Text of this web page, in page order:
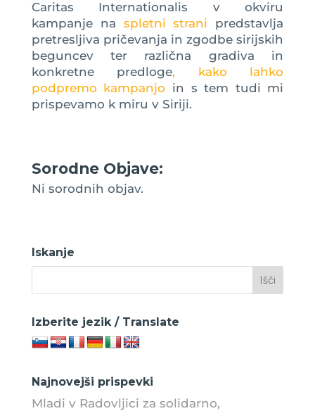
Caritas Internationalis v okviru
kampanje na spletni strani predstavlja
pretresljiva pričevanja in zgodbe sirijskih
beguncev ter različna gradiva in
konkretne predloge, kako lahko
podpremo kampanjo in s tem tudi mi
prispevamo k miru v Siriji.
Sorodne Objave:
Ni sorodnih objav.
Iskanje
Izberite jezik / Translate
Najnovejši prispevki
Mladi v Radovljici za solidarno,